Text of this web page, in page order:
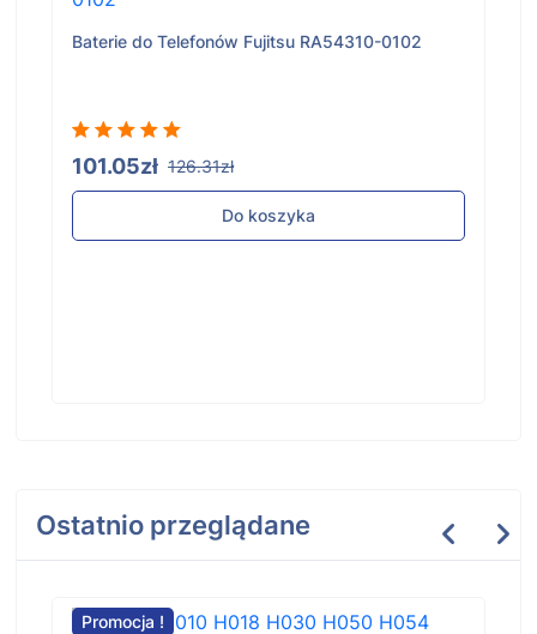
Baterie do Telefonów Fujitsu RA54310-0102
101.05zł 126.31zł
Do koszyka
Ostatnio przeglądane
Promocja !